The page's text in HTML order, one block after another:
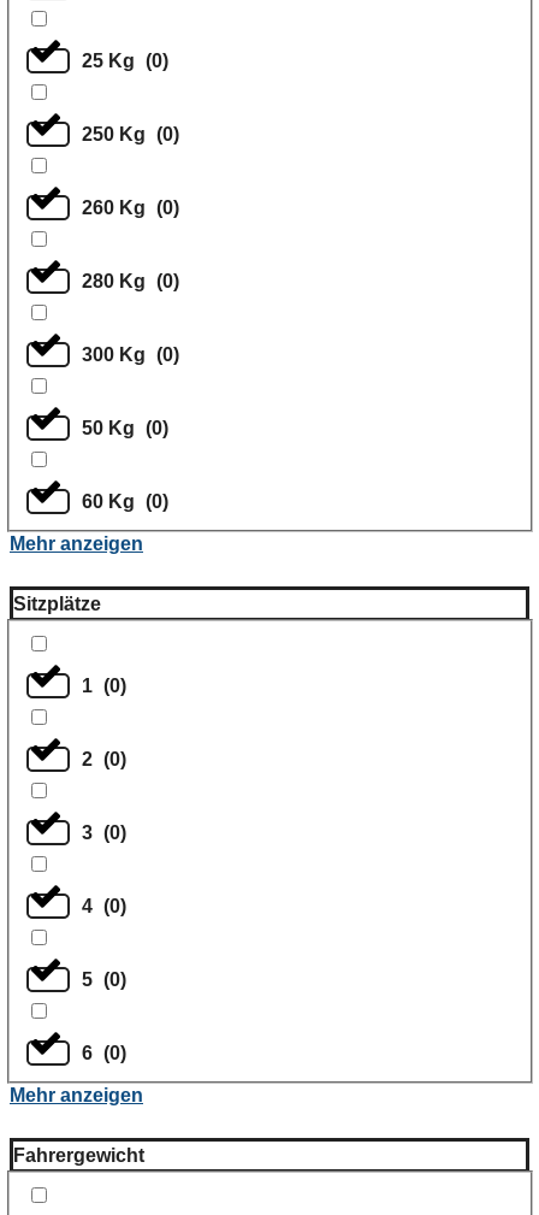
25 Kg (0)
250 Kg (0)
260 Kg (0)
280 Kg (0)
300 Kg (0)
50 Kg (0)
60 Kg (0)
Mehr anzeigen
Sitzplätze
1 (0)
2 (0)
3 (0)
4 (0)
5 (0)
6 (0)
Mehr anzeigen
Fahrergewicht